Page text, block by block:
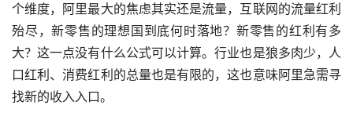
个维度，阿里最大的焦虑其实还是流量，互联网的流量红利
殆尽，新零售的理想国到底何时落地？新零售的红利有多
大？这一点没有什么公式可以计算。行业也是狼多肉少，人
口红利、消费红利的总量也是有限的，这也意味阿里急需寻
找新的收入入口。